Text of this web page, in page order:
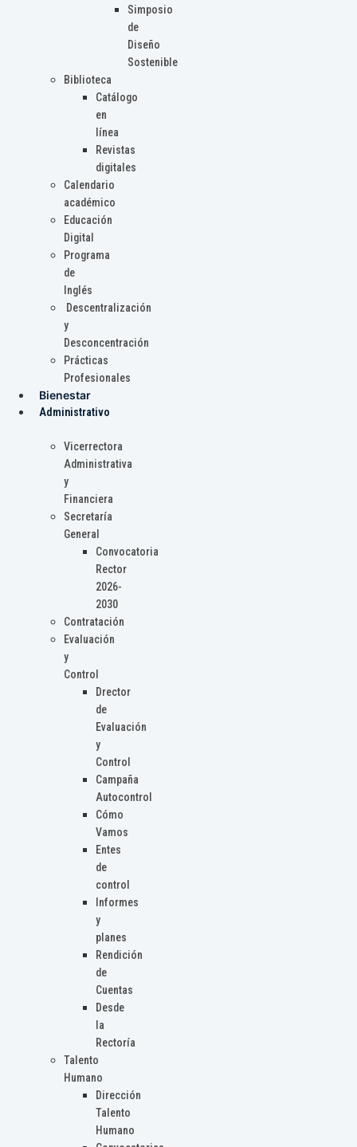
Simposio
de
Diseño
Sostenible
Biblioteca
Catálogo
en
línea
Revistas
digitales
Calendario
académico
Educación
Digital
Programa
de
Inglés
Descentralización
y
Desconcentración
Prácticas
Profesionales
Bienestar
Administrativo
Vicerrectora
Administrativa
y
Financiera
Secretaría
General
Convocatoria
Rector
2026-
2030
Contratación
Evaluación
y
Control
Drector
de
Evaluación
y
Control
Campaña
Autocontrol
Cómo
Vamos
Entes
de
control
Informes
y
planes
Rendición
de
Cuentas
Desde
la
Rectoría
Talento
Humano
Dirección
Talento
Humano